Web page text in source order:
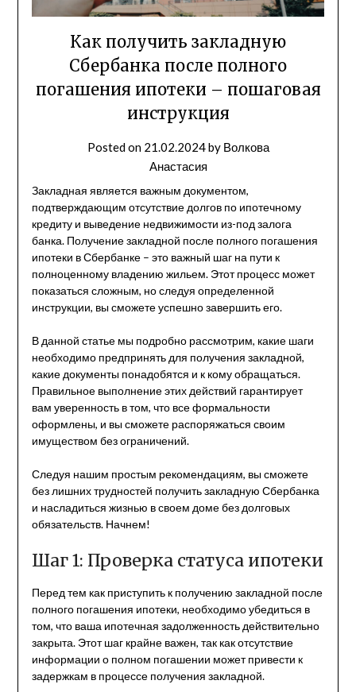
Как получить закладную
Сбербанка после полного
погашения ипотеки – пошаговая
инструкция
Posted on 21.02.2024by Волкова
Анастасия
Закладная является важным документом,
подтверждающим отсутствие долгов по ипотечному
кредиту и выведение недвижимости из-под залога
банка. Получение закладной после полного погашения
ипотеки в Сбербанке – это важный шаг на пути к
полноценному владению жильем. Этот процесс может
показаться сложным, но следуя определенной
инструкции, вы сможете успешно завершить его.
В данной статье мы подробно рассмотрим, какие шаги
необходимо предпринять для получения закладной,
какие документы понадобятся и к кому обращаться.
Правильное выполнение этих действий гарантирует
вам уверенность в том, что все формальности
оформлены, и вы сможете распоряжаться своим
имуществом без ограничений.
Следуя нашим простым рекомендациям, вы сможете
без лишних трудностей получить закладную Сбербанка
и насладиться жизнью в своем доме без долговых
обязательств. Начнем!
Шаг 1: Проверка статуса ипотеки
Перед тем как приступить к получению закладной после
полного погашения ипотеки, необходимо убедиться в
том, что ваша ипотечная задолженность действительно
закрыта. Этот шаг крайне важен, так как отсутствие
информации о полном погашении может привести к
задержкам в процессе получения закладной.